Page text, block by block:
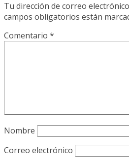
Tu dirección de correo
campos obligatorios están
Comentario *
Nombre
Correo electrónico